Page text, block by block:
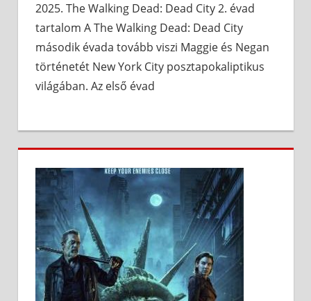
2025. The Walking Dead: Dead City 2. évad
tartalom A The Walking Dead: Dead City
második évada tovább viszi Maggie és Negan
történetét New York City posztapokaliptikus
világában. Az első évad